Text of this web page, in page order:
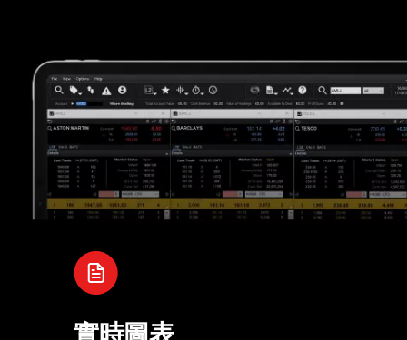
實時圖表